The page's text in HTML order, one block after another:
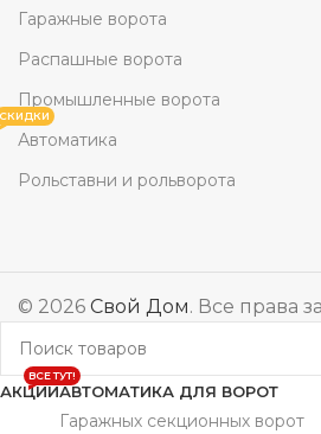
Гаражные ворота
Распашные ворота
Промышленные ворота
Автоматика
СКИДКИ
Рольставни и рольворота
© 2026 Свой Дом. Все права
АКЦИИ
ВСЕ ТУТ!
АВТОМАТИКА ДЛЯ ВОРОТ
Гаражных секционных ворот